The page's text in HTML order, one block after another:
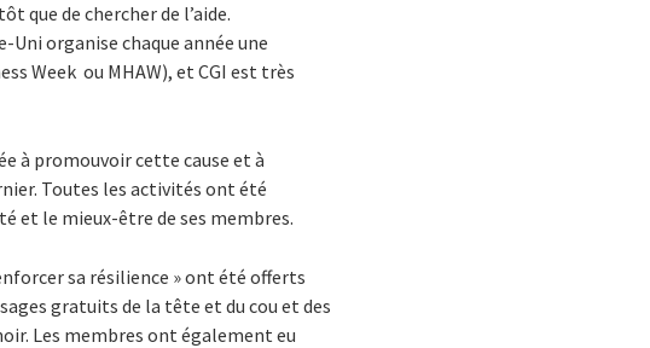
que de chercher de l’aide.
organise chaque année une
Week ou MHAW), et CGI est très
à promouvoir cette cause et à
Toutes les activités ont été
et le mieux-être de ses membres.
sa résilience » ont été offerts
gratuits de la tête et du cou et des
Les membres ont également eu